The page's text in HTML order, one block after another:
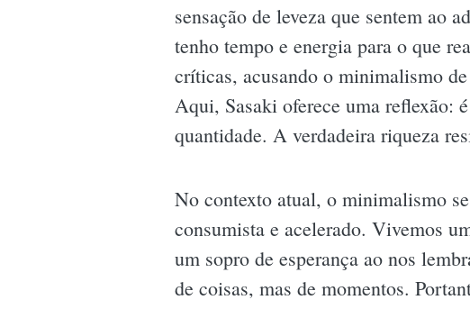
sensação de leveza que sentem ao
tenho tempo e energia para o que
críticas, acusando o minimalismo
Aqui, Sasaki oferece uma reflexão:
quantidade. A verdadeira riqueza
No contexto atual, o minimalismo
consumista e acelerado. Vivemos
um sopro de esperança ao nos
de coisas, mas de momentos.